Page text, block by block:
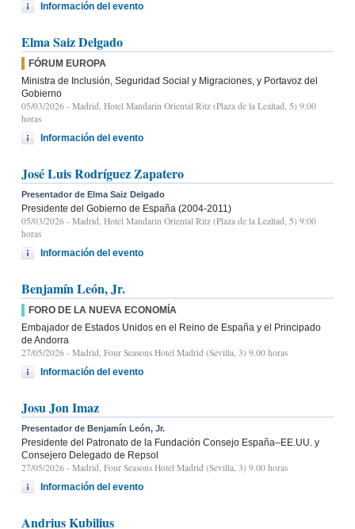
Información del evento
Elma Saiz Delgado
FÓRUM EUROPA
Ministra de Inclusión, Seguridad Social y Migraciones, y Portavoz del
Gobierno
05/03/2026 - Madrid, Hotel Mandarin Oriental Ritz (Plaza de la Lealtad, 5) 9:00
horas
Información del evento
José Luis Rodríguez Zapatero
Presentador de Elma Saiz Delgado
Presidente del Gobierno de España (2004-2011)
05/03/2026 - Madrid, Hotel Mandarin Oriental Ritz (Plaza de la Lealtad, 5) 9:00
horas
Información del evento
Benjamín León, Jr.
FORO DE LA NUEVA ECONOMÍA
Embajador de Estados Unidos en el Reino de España y el Principado
de Andorra
27/05/2026 - Madrid, Four Seasons Hotel Madrid (Sevilla, 3) 9.00 horas
Información del evento
Josu Jon Imaz
Presentador de Benjamín León, Jr.
Presidente del Patronato de la Fundación Consejo España–EE.UU. y
Consejero Delegado de Repsol
27/05/2026 - Madrid, Four Seasons Hotel Madrid (Sevilla, 3) 9.00 horas
Información del evento
Andrius Kubilius